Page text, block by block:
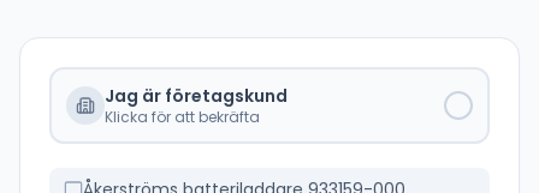
Jag är företagskund
Klicka för att bekräfta